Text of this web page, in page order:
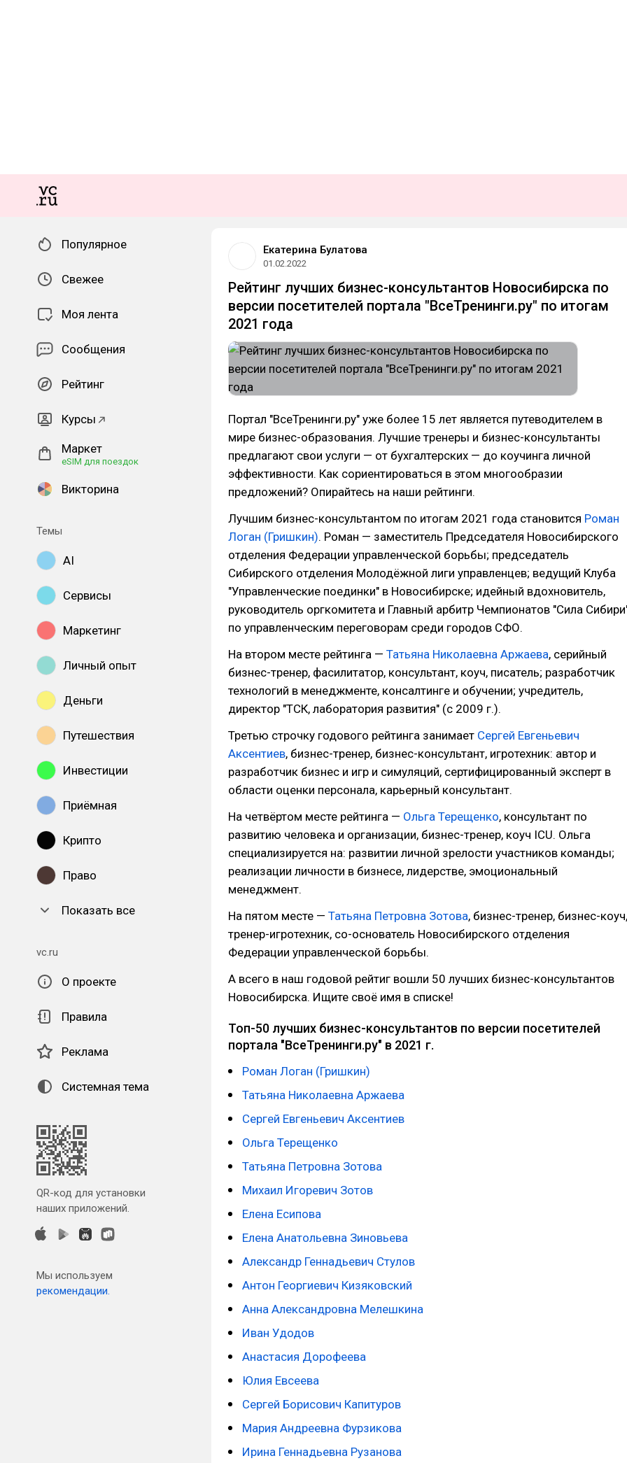
Популярное
Свежее
Моя лента
Сообщения
Рейтинг
Курсы
Маркет
eSIM для поездок
Викторина
Темы
AI
Сервисы
Маркетинг
Личный опыт
Деньги
Путешествия
Инвестиции
Приёмная
Крипто
Право
Показать все
vc.ru
О проекте
Правила
Реклама
Системная тема
QR-код для установки
наших приложений.
Мы используем
рекомендации.
Екатерина Булатова
01.02.2022
Рейтинг лучших бизнес-консультантов Новосибирска по
версии посетителей портала "ВсеТренинги.ру" по итогам
2021 года
Портал "ВсеТренинги.ру" уже более 15 лет является путеводителем в
мире бизнес-образования. Лучшие тренеры и бизнес-консультанты
предлагают свои услуги — от бухгалтерских — до коучинга личной
эффективности. Как сориентироваться в этом многообразии
предложений? Опирайтесь на наши рейтинги.
Лучшим бизнес-консультантом по итогам 2021 года становится Роман
Логан (Гришкин). Роман — заместитель Председателя Новосибирского
отделения Федерации управленческой борьбы; председатель
Сибирского отделения Молодёжной лиги управленцев; ведущий Клуба
"Управленческие поединки" в Новосибирске; идейный вдохновитель,
руководитель оргкомитета и Главный арбитр Чемпионатов "Сила
по управленческим переговорам среди городов СФО.
На втором месте рейтинга — Татьяна Николаевна Аржаева, серийный
бизнес-тренер, фасилитатор, консультант, коуч, писатель; разработчик
технологий в менеджменте, консалтинге и обучении; учредитель,
директор "ТСК, лаборатория развития" (с 2009 г.).
Третью строчку годового рейтинга занимает Сергей Евгеньевич
Аксентиев, бизнес-тренер, бизнес-консультант, игротехник: автор и
разработчик бизнес и игр и симуляций, сертифицированный эксперт в
области оценки персонала, карьерный консультант.
На четвёртом месте рейтинга — Ольга Терещенко, консультант по
развитию человека и организации, бизнес-тренер, коуч ICU. Ольга
специализируется на: развитии личной зрелости участников команды;
реализации личности в бизнесе, лидерстве, эмоциональный
менеджмент.
На пятом месте — Татьяна Петровна Зотова, бизнес-тренер, бизнес-коуч,
тренер-игротехник, со-основатель Новосибирского отделения
Федерации управленческой борьбы.
А всего в наш годовой рейтиг вошли 50 лучших бизнес-консультантов
Новосибирска. Ищите своё имя в списке!
Топ-50 лучших бизнес-консультантов по версии посетителей
портала "ВсеТренинги.ру" в 2021 г.
Роман Логан (Гришкин)
Татьяна Николаевна Аржаева
Сергей Евгеньевич Аксентиев
Ольга Терещенко
Татьяна Петровна Зотова
Михаил Игоревич Зотов
Елена Есипова
Елена Анатольевна Зиновьева
Александр Геннадьевич Стулов
Антон Георгиевич Кизяковский
Анна Александровна Мелешкина
Иван Удодов
Анастасия Дорофеева
Юлия Евсеева
Сергей Борисович Капитуров
Мария Андреевна Фурзикова
Ирина Геннадьевна Рузанова